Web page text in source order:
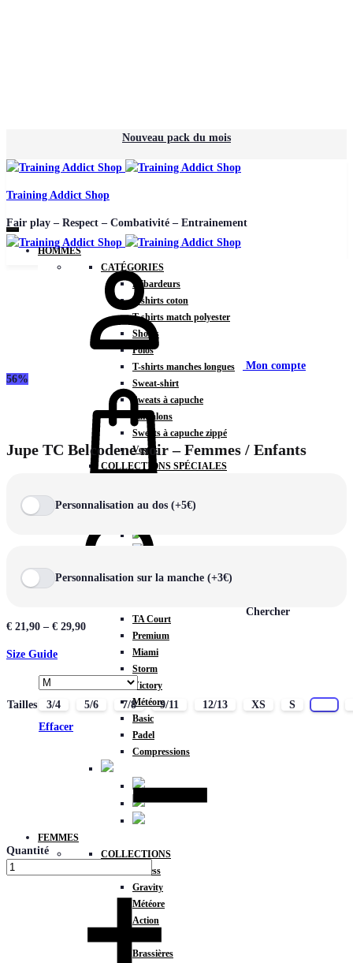
Nouveau pack du mois
Training Addict Shop
Fair play – Respect – Combativité – Entrainement
HOMMES
CATÉGORIES
Débardeurs
T-shirts coton
T-shirts match polyester
Shorts
Polos
T-shirts manches longues
Sweat-shirt
Sweats à capuche
Pantalons
Sweats à capuche zippé
Vestes
COLLECTIONS SPÉCIALES
TA Court
Premium
Miami
Storm
Victory
Météore
Basic
Padel
Compressions
FEMMES
COLLECTIONS
Fitness
Gravity
Météore
Action
Brassières
Mon compte
Chercher
56%
Jupe TC Belcodene noir – Femmes / Enfants
Personnalisation au dos (+5€)
Personnalisation sur la manche (+3€)
€ 21,90 – € 29,90
Size Guide
Tailles 3/4 5/6 7/8 9/11 12/13 XS S
Effacer
Quantité